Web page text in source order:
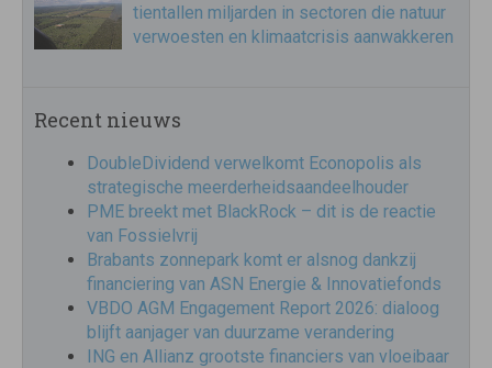
tientallen miljarden in sectoren die natuur
verwoesten en klimaatcrisis aanwakkeren
Recent nieuws
DoubleDividend verwelkomt Econopolis als
strategische meerderheidsaandeelhouder
PME breekt met BlackRock – dit is de reactie
van Fossielvrij
Brabants zonnepark komt er alsnog dankzij
financiering van ASN Energie & Innovatiefonds
VBDO AGM Engagement Report 2026: dialoog
blijft aanjager van duurzame verandering
ING en Allianz grootste financiers van vloeibaar